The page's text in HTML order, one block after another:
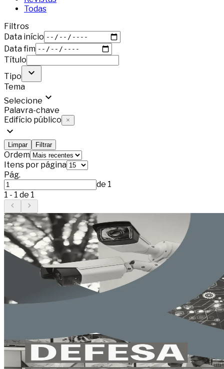
Todas
Filtros
Data início
Data fim
Título
Tipo
Tema
Selecione
Palavra-chave
Edifício público
Limpar Filtrar
Ordem
Itens por página
Pág.
de 1
1 - 1 de 1